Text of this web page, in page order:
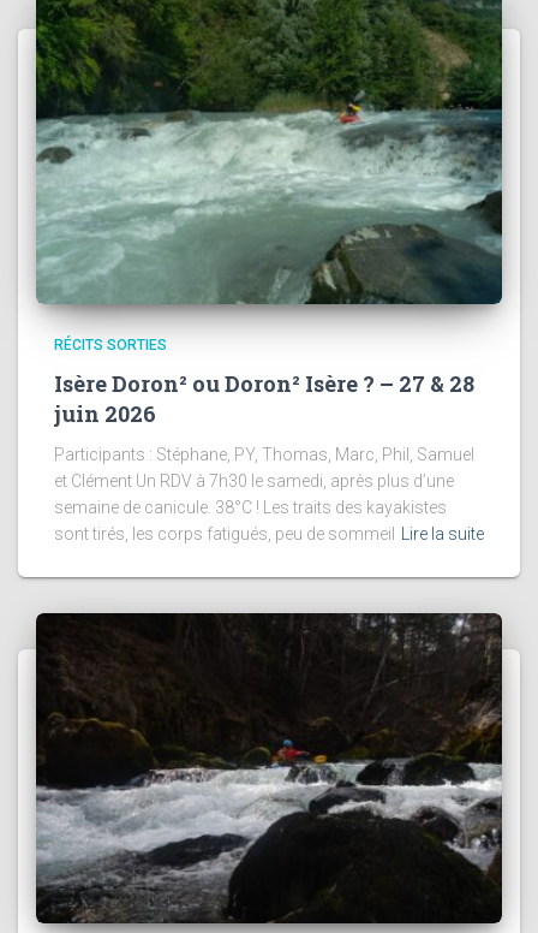
RÉCITS SORTIES
Isère Doron² ou Doron² Isère ? – 27 & 28
juin 2026
Participants : Stéphane, PY, Thomas, Marc, Phil, Samuel
et Clément Un RDV à 7h30 le samedi, après plus d’une
semaine de canicule. 38°C ! Les traits des kayakistes
sont tirés, les corps fatigués, peu de sommeil
Lire la suite